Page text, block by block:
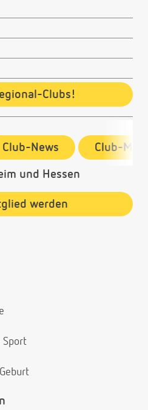
Clubs!
Club-News Club-
und Hessen
werden
Sport